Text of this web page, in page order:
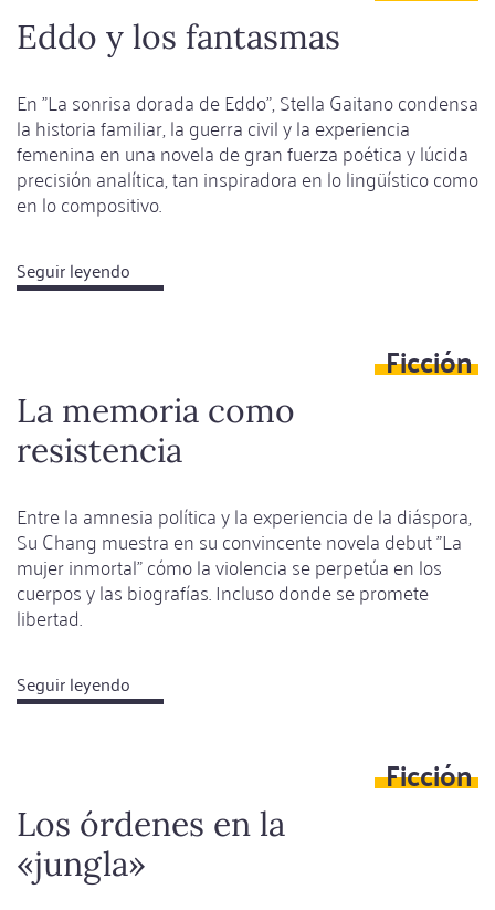
tecnocapitalismo,
de
vampiros
Eddo y los fantasmas
En "La sonrisa dorada de Eddo", Stella Gaitano condensa
la historia familiar, la guerra civil y la experiencia
femenina en una novela de gran fuerza poética y lúcida
precisión analítica, tan inspiradora en lo lingüístico como
en lo compositivo.
Seguir leyendo
Eddo
Ficción
La memoria como
resistencia
Entre la amnesia política y la experiencia de la diáspora,
Su Chang muestra en su convincente novela debut "La
mujer inmortal" cómo la violencia se perpetúa en los
cuerpos y las biografías. Incluso donde se promete
libertad.
Seguir leyendo
La
Ficción
Los órdenes en la
«jungla»